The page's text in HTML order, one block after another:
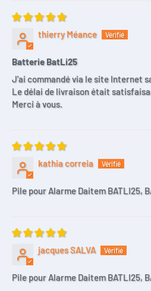
thierry Méance
Batterie BatLi25
J'ai commandé via le site Internet
Le délai de livraison était
Merci à vous.
kathia correia
Pile pour Alarme Daitem BATLI25,
jacques SALVA
Pile pour Alarme Daitem BATLI25,